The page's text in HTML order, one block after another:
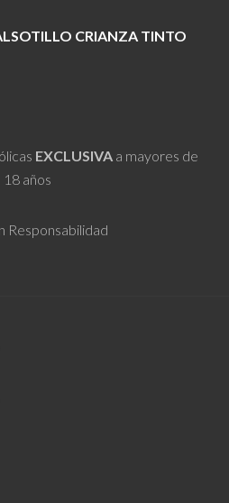
CRIANZA TINTO
EXCLUSIVAa mayores de
18 años
Responsabilidad